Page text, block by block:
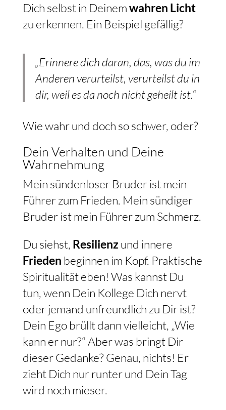
Dich selbst in Deinemwahren Licht
zu erkennen. Ein Beispiel gefällig?
„Erinnere dich daran, das, was du im
Anderen verurteilst, verurteilst du in
dir, weil es da noch nicht geheilt ist.“
Wie wahr und doch so schwer, oder?
Dein Verhalten und Deine
Wahrnehmung
Mein sündenloser Bruder ist mein
Führer zum Frieden. Mein sündiger
Bruder ist mein Führer zum Schmerz.
Du siehst, Resilienz
Frieden beginnen im Kopf. Praktische
Spiritualität eben! Was kannst Du
tun, wenn Dein Kollege Dich nervt
oder jemand unfreundlich zu Dir ist?
Dein Ego brüllt dann vielleicht, „Wie
kann er nur?“ Aber was bringt Dir
dieser Gedanke? Genau, nichts! Er
zieht Dich nur runter und Dein Tag
wird noch mieser.